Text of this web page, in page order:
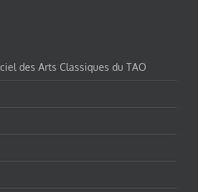
des Arts Classiques du TAO